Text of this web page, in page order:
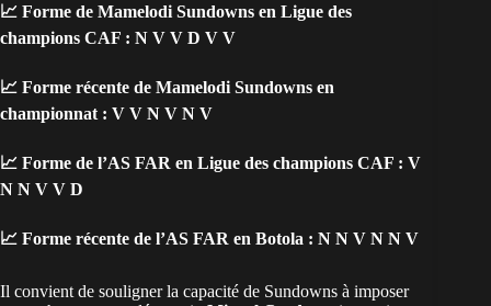
📈 Forme de Mamelodi Sundowns en Ligue des
champions CAF : N V V D V V
📈 Forme récente de Mamelodi Sundowns en
championnat : V V N V N V
📈 Forme de l’AS FAR en Ligue des champions CAF : V
N N V V D
📈 Forme récente de l’AS FAR en Botola : N N V N N V
Il convient de souligner la capacité de Sundowns à imposer